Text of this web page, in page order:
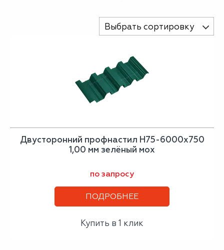
Выбрать сортировку
Двусторонний профнастил Н75-6000х750
1,00 мм зелёный мох
по запросу
ПОДРОБНЕЕ
Купить в 1 клик